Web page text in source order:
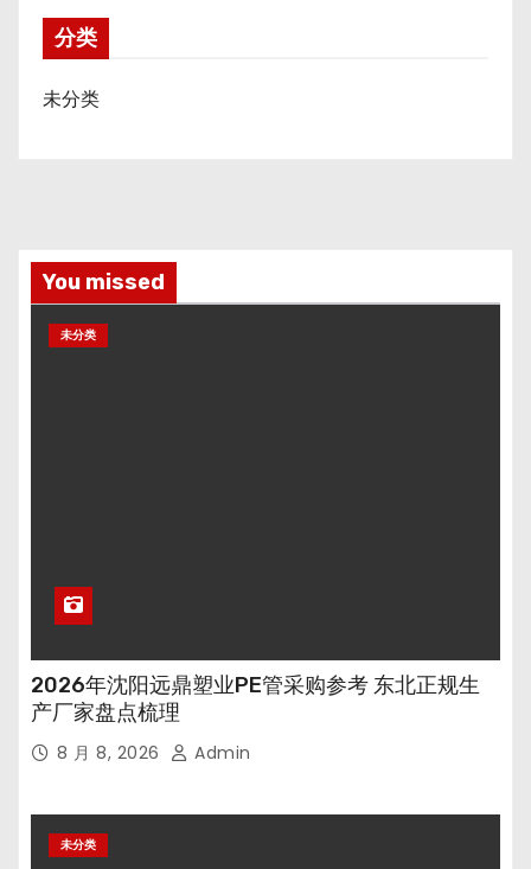
分类
未分类
You missed
未分类
2026年沈阳远鼎塑业PE管采购参考 东北正规生
产厂家盘点梳理
8 月 8, 2026 Admin
未分类